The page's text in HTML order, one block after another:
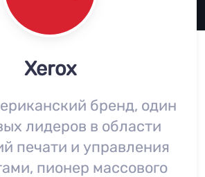
Xerox
бренд, один
лидеров в области
печати и управления
пионер массового